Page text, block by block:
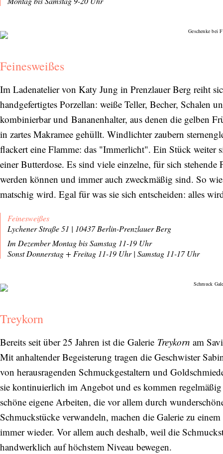
Feinesweißes
Im Ladenatelier von Katy Jung in Prenzlauer Berg reiht
handgefertigtes Porzellan: weiße Teller, Becher, Schalen
kombinierbar und Bananenhalter, aus denen die gelben
in zartes Makramee gehüllt. Windlichter zaubern
flackert eine Flamme: das "Immerlicht". Ein Stück weiter
einer Butterdose. Es sind viele einzelne, für sich
werden können und immer auch zweckmäßig sind. So
matschig wird. Egal für was sie sich entscheiden: alles
Feinesweißes
Lychener Straße 51 | 10437 Berlin-Prenzlauer Berg
Im Dezember Montag bis Samstag 11-19 Uhr
Sonst Donnerstag + Freitag 11-19 Uhr| Samstag 11-17 Uhr
Treykorn
Bereits seit über 25 Jahren ist die Galerie Treykorn am
Mit anhaltender Begeisterung tragen die Geschwister
von herausragenden Schmuckgestaltern und
sie kontinuierlich im Angebot und es kommen
schöne eigene Arbeiten, die vor allem durch
Schmuckstücke verwandeln, machen die Galerie zu
immer wieder. Vor allem auch deshalb, weil die
handwerklich auf höchstem Niveau bewegen.